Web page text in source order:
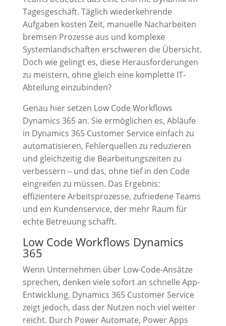
Tagesgeschäft. Täglich wiederkehrende
Aufgaben kosten Zeit, manuelle Nacharbeiten
bremsen Prozesse aus und komplexe
Systemlandschaften erschweren die Übersicht.
Doch wie gelingt es, diese Herausforderungen
zu meistern, ohne gleich eine komplette IT-
Abteilung einzubinden?
Genau hier setzen Low Code Workflows
Dynamics 365 an. Sie ermöglichen es, Abläufe
in Dynamics 365 Customer Service einfach zu
automatisieren, Fehlerquellen zu reduzieren
und gleichzeitig die Bearbeitungszeiten zu
verbessern – und das, ohne tief in den Code
eingreifen zu müssen. Das Ergebnis:
effizientere Arbeitsprozesse, zufriedene Teams
und ein Kundenservice, der mehr Raum für
echte Betreuung schafft.
Low Code Workflows Dynamics
365
Wenn Unternehmen über Low-Code-Ansätze
sprechen, denken viele sofort an schnelle App-
Entwicklung. Dynamics 365 Customer Service
zeigt jedoch, dass der Nutzen noch viel weiter
reicht. Durch Power Automate, Power Apps